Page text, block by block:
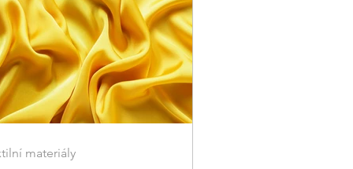
materiály